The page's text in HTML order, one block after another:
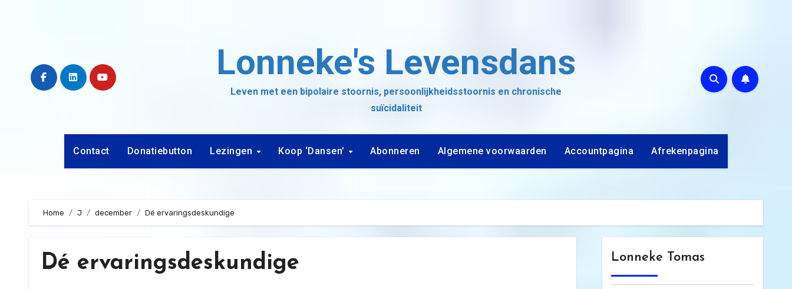
Lonneke's Levensdans
Leven met een bipolaire stoornis, persoonlijkheidsstoornis en chronische
suïcidaliteit
Contact Donatiebutton Lezingen Koop ‘Dansen’ Abonneren Algemene voorwaarden Accountpagina Afrekenpagina
Home J december Dé ervaringsdeskundige
Dé ervaringsdeskundige Lonneke Tomas